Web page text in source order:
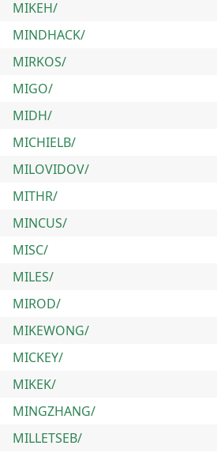
MIKEH/
MINDHACK/
MIRKOS/
MIGO/
MIDH/
MICHIELB/
MILOVIDOV/
MITHR/
MINCUS/
MISC/
MILES/
MIROD/
MIKEWONG/
MICKEY/
MIKEK/
MINGZHANG/
MILLETSEB/